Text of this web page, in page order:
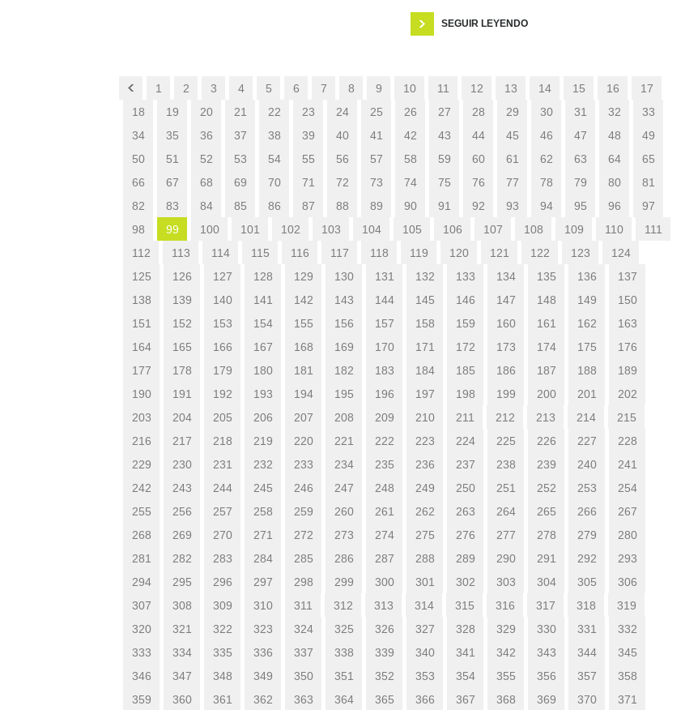
SEGUIR LEYENDO
1 2 3 4 5 6 7 8 9 10 11 12 13 14 15 16
17
18
19 20 21 22 23 24 25 26 27 28 29 30 31 32
33
34
35 36 37 38 39 40 41 42 43 44 45 46 47 48
49
50
51 52 53 54 55 56 57 58 59 60 61 62 63 64
65
66
67 68 69 70 71 72 73 74 75 76 77 78 79 80
81
82
83 84 85 86 87 88 89 90 91 92 93 94 95 96
97
98
99 100 101 102 103 104 105 106 107 108 109 110
111
112
113 114 115 116 117 118 119 120 121 122 123
124
125
126 127 128 129 130 131 132 133 134 135 136
137
138
139 140 141 142 143 144 145 146 147 148 149
150
151
152 153 154 155 156 157 158 159 160 161 162
163
164
165 166 167 168 169 170 171 172 173 174 175
176
177
178 179 180 181 182 183 184 185 186 187 188
189
190
191 192 193 194 195 196 197 198 199 200 201
202
203
204 205 206 207 208 209 210 211 212 213 214
215
216
217 218 219 220 221 222 223 224 225 226 227
228
229
230 231 232 233 234 235 236 237 238 239 240
241
242
243 244 245 246 247 248 249 250 251 252 253
254
255
256 257 258 259 260 261 262 263 264 265 266
267
268
269 270 271 272 273 274 275 276 277 278 279
280
281
282 283 284 285 286 287 288 289 290 291 292
293
294
295 296 297 298 299 300 301 302 303 304 305
306
307
308 309 310 311 312 313 314 315 316 317 318
319
320
321 322 323 324 325 326 327 328 329 330 331
332
333
334 335 336 337 338 339 340 341 342 343 344
345
346
347 348 349 350 351 352 353 354 355 356 357
358
359
360 361 362 363 364 365 366 367 368 369 370 371